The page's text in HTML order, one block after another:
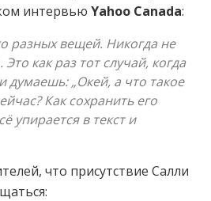
интервью Yahoo Canada:
разных вещей. Никогда не
как раз тот случай, когда
„Окей, а что такое
Как сохранить его
упирается в текст и
что присутствие Салли